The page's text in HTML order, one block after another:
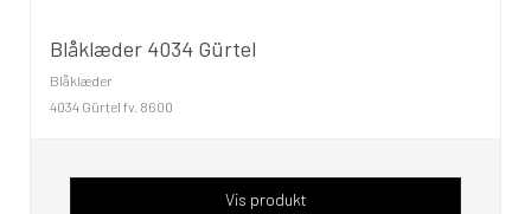
Blåklæder 4034 Gürtel
Blåklæder
4034 Gürtel fv. 8600
Vis produkt